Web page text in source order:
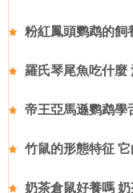
粉紅鳳頭鹦鹉的飼
羅氏琴尾魚吃什麼
帝王亞馬遜鹦鹉學
竹鼠的形態特征
奶茶倉鼠好養嗎